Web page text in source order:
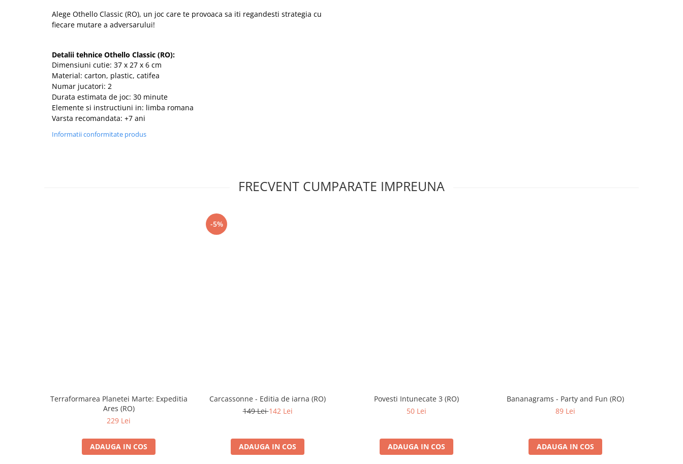
Alege Othello Classic (RO), un joc care te provoaca sa iti regandesti strategia cu
fiecare mutare a adversarului!
Detalii tehnice Othello Classic (RO):
Dimensiuni cutie: 37 x 27 x 6 cm
Material: carton, plastic, catifea
Numar jucatori: 2
Durata estimata de joc: 30 minute
Elemente si instructiuni in: limba romana
Varsta recomandata: +7 ani
Informatii conformitate produs
FRECVENT CUMPARATE IMPREUNA
Terraformarea Planetei Marte: Expeditia
Ares (RO)
229 Lei
ADAUGA IN COS
-5%
Carcassonne - Editia de iarna (RO)
149 Lei142 Lei
ADAUGA IN COS
Povesti Intunecate 3 (RO)
50 Lei
ADAUGA IN COS
Bananagrams - Party and Fun (RO)
89 Lei
ADAUGA IN COS